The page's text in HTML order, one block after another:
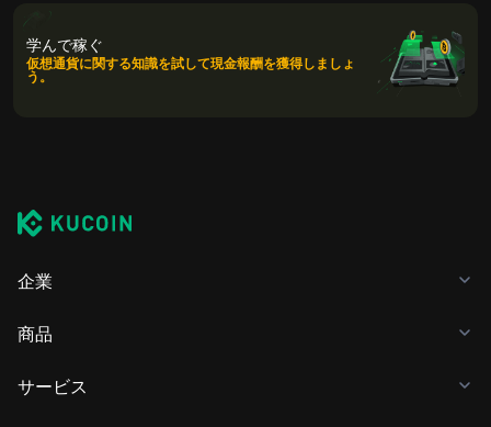
学んで稼ぐ
仮想通貨に関する知識を試して現金報酬を獲得しましょ
う。
企業
商品
サービス